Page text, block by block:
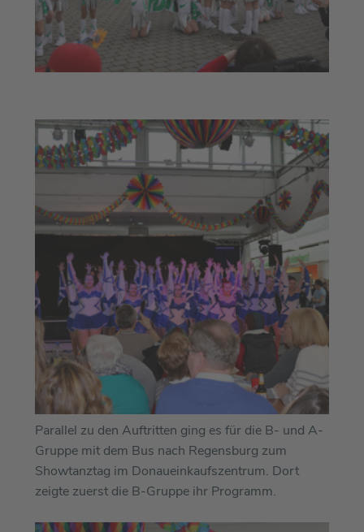
Parallel zu den Auftritten ging es für die B- und A-
Gruppe mit dem Bus nach Regensburg zum
Showtanztag im Donaueinkaufszentrum. Dort
zeigte zuerst die B-Gruppe ihr Programm.